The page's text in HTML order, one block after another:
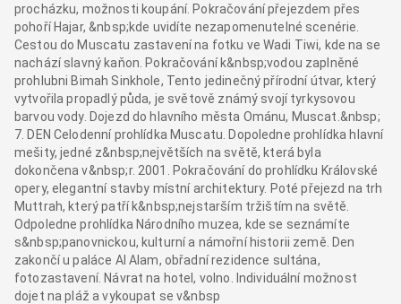
procházku, možnosti koupání. Pokračování přejezdem přes
pohoří Hajar, &nbsp;kde uvidíte nezapomenutelné scenérie.
Cestou do Muscatu zastavení na fotku ve Wadi Tiwi, kde na se
nachází slavný kaňon. Pokračování k&nbsp;vodou zaplněné
prohlubni Bimah Sinkhole, Tento jedinečný přírodní útvar, který
vytvořila propadlý půda, je světově známý svojí tyrkysovou
barvou vody. Dojezd do hlavního města Ománu, Muscat.&nbsp;
7. DEN Celodenní prohlídka Muscatu. Dopoledne prohlídka hlavní
mešity, jedné z&nbsp;největších na světě, která byla
dokončena v&nbsp;r. 2001. Pokračování do prohlídku Královské
opery, elegantní stavby místní architektury. Poté přejezd na trh
Muttrah, který patří k&nbsp;nejstarším tržištím na světě.
Odpoledne prohlídka Národního muzea, kde se seznámíte
s&nbsp;panovnickou, kulturní a námořní historii země. Den
zakončí u paláce Al Alam, obřadní rezidence sultána,
fotozastavení. Návrat na hotel, volno. Individuální možnost
dojet na pláž a vykoupat se v&nbsp